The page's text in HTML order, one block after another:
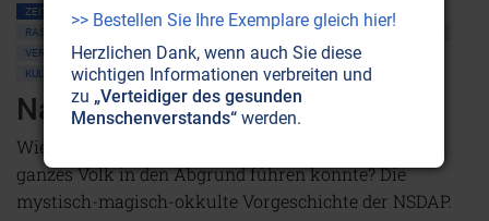
ZEITENSCHRIFT NR. 3 2. WELTKRIEG
DEUTSCHLAND
RASSISMUS • ANTISEMITISMUS
ILLUMINATEN • BILDERBERGER • GEHEIMLOGEN
VERSCHWÖRUNGSTHEORIEN
MAGIE • OKKULTISMUS
UFOS
KULTE • MYTHOLOGIE
SCHAUBERGER
Nazis: Der Tanz am Abgrund
Wie kam es, daß ein österreichischer Gefreiter ein
ganzes Volk in den Abgrund führen konnte? Die
mystisch-magisch-okkulte Vorgeschichte der NSDAP.
>> Bestellen Sie Ihre Exemplare gleich hier!
Herzlichen Dank, wenn auch Sie diese
wichtigen Informationen verbreiten und
zu „Verteidiger des gesunden
Menschenverstands“ werden.